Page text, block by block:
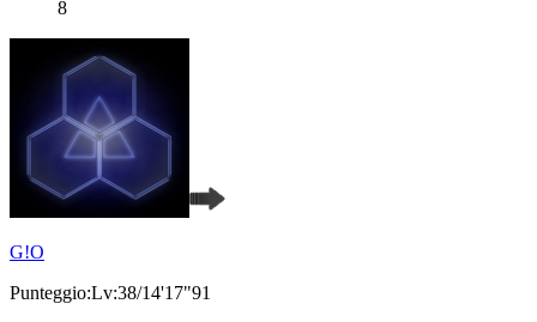
8
G!O
Punteggio:Lv:38/14'17"91